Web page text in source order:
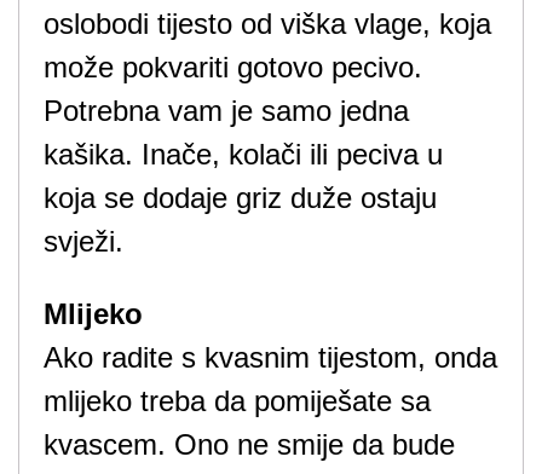
oslobodi tijesto od viška vlage, koja
može pokvariti gotovo pecivo.
Potrebna vam je samo jedna
kašika. Inače, kolači ili peciva u
koja se dodaje griz duže ostaju
svježi.
Mlijeko
Ako radite s kvasnim tijestom, onda
mlijeko treba da pomiješate sa
kvascem. Ono ne smije da bude